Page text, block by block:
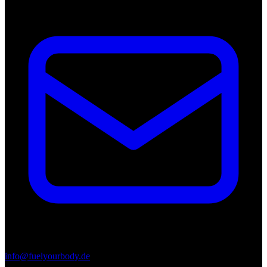
info@fuelyourbody.de